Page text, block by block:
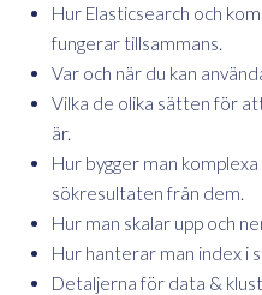
Hur Elasticsearch och
fungerar tillsammans.
Var och när du kan
Vilka de olika sätten för
är.
Hur bygger man
sökresultaten från dem.
Hur man skalar upp och
Hur hanterar man index i
Detaljerna för data &